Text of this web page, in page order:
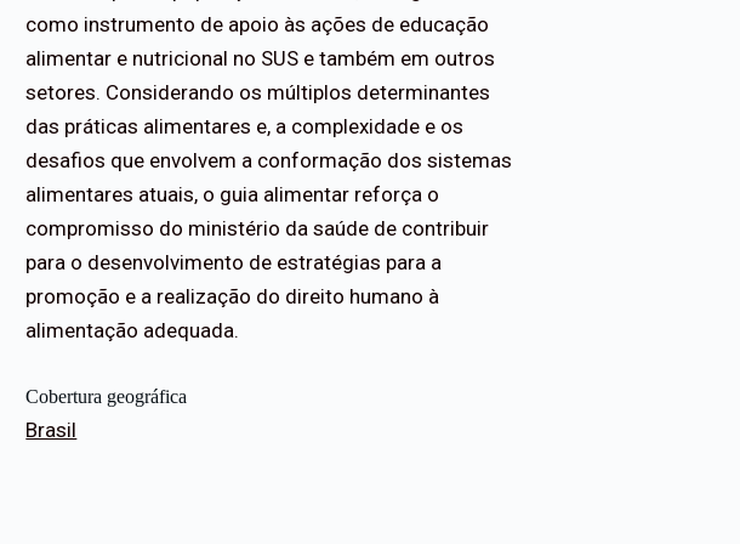
como instrumento de apoio às ações de educação
alimentar e nutricional no SUS e também em outros
setores. Considerando os múltiplos determinantes
das práticas alimentares e, a complexidade e os
desafios que envolvem a conformação dos sistemas
alimentares atuais, o guia alimentar reforça o
compromisso do ministério da saúde de contribuir
para o desenvolvimento de estratégias para a
promoção e a realização do direito humano à
alimentação adequada.
Cobertura geográfica
Brasil